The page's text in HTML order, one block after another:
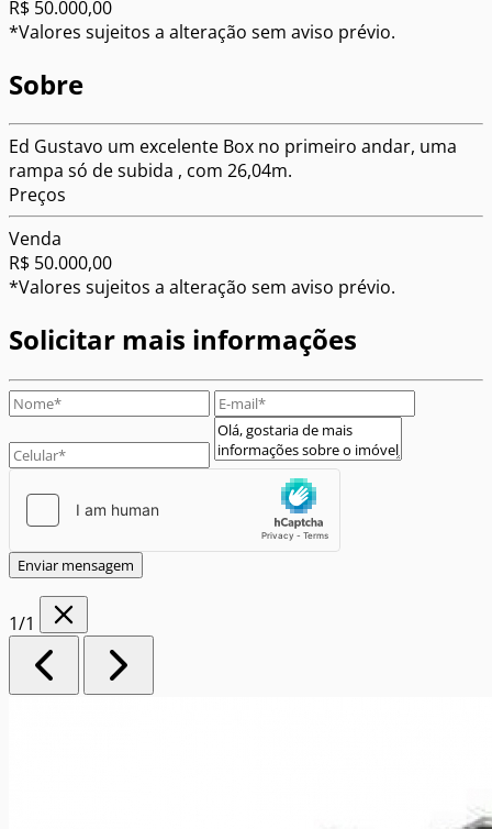
R$ 50.000,00
*Valores sujeitos a alteração sem aviso prévio.
Sobre
Ed Gustavo um excelente Box no primeiro andar, uma
rampa só de subida , com 26,04m.
Preços
Venda
R$ 50.000,00
*Valores sujeitos a alteração sem aviso prévio.
Solicitar mais informações
Enviar mensagem
1/1